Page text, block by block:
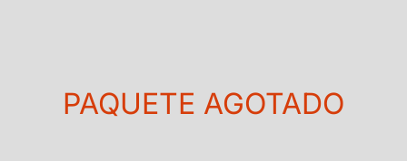
PAQUETE AGOTADO